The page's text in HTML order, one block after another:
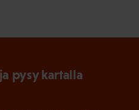
pysy kartalla